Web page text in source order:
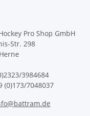
Pro Shop GmbH
Str. 298
3984684
(0)173/7048037